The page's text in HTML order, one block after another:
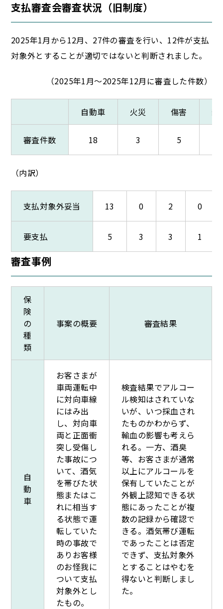
支払審査会審査状況（旧制度）
2025年1月から12月、27件の審査を行い、12件が支払
対象外とすることが適切ではないと判断されました。
（2025年1月～2025年12月に審査した件数）
自動車 火災 傷害 新
審査件数 18 3 5
（内訳）
支払対象外妥当 13 0 2 0
要支払 5 3 3 1
審査事例
保
険
の
種
類
事案の概要 審査結果
自
動
車
お客さまが
車両運転中
に対向車線
にはみ出
し、対向車
両と正面衝
突し受傷し
た事故につ
いて、酒気
を帯びた状
態またはこ
れに相当す
る状態で運
転していた
時の事故で
ありお客様
のお怪我に
ついて支払
対象外とし
たもの。
検査結果でアルコー
ル検知はされていな
いが、いつ採血され
たものかわからず、
輸血の影響も考えら
れる。一方、酒臭
等、お客さまが通常
以上にアルコールを
保有していたことが
外観上認知できる状
態にあったことが複
数の記録から確認で
きる。酒気帯び運転
であったことは否定
できず、支払対象外
とすることはやむを
得ないと判断しまし
た。